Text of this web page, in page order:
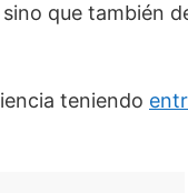
que también
teniendo